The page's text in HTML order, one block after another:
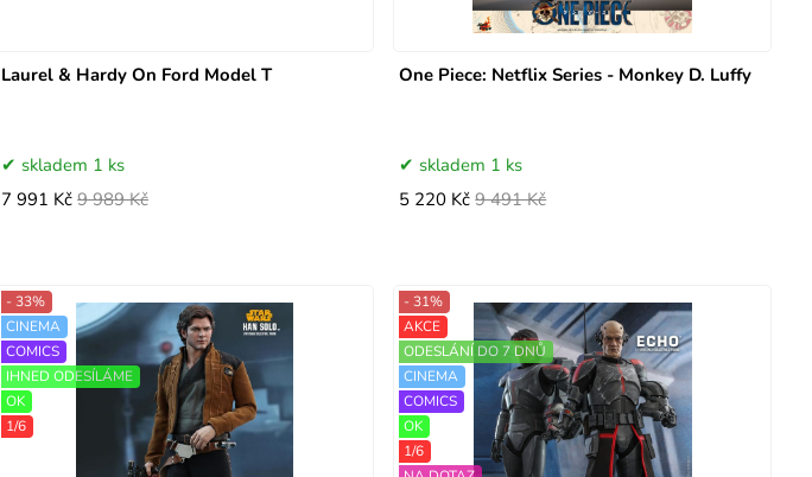
Laurel & Hardy On Ford Model T
skladem 1 ks
7 991 Kč 9 989 Kč
One Piece: Netflix Series - Monkey D. Luffy
skladem 1 ks
5 220 Kč 9 491 Kč
- 33%
CINEMA
COMICS
IHNED ODESÍLÁME
OK
1/6
- 31%
AKCE
ODESLÁNÍ DO 7 DNŮ
CINEMA
COMICS
OK
1/6